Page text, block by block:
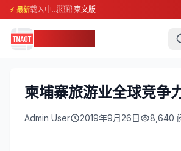
⚡ 最新载入中...🇰🇭 柬文版
柬埔寨旅游业全球竞争
Admin User 2019年9月26日 8,640